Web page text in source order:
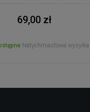
69,00 zł
Natychmiastowa wysyłka